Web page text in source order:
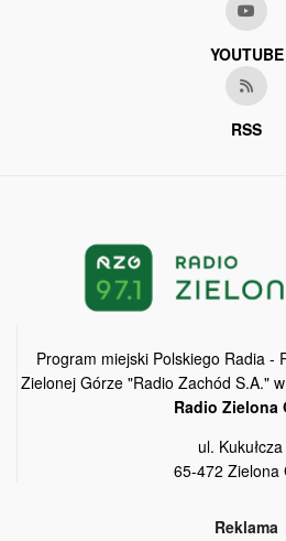
YOUTUBE
RSS
Program miejski Polskiego Radia -
Zielonej Górze "Radio Zachód S.A."
Radio Zielona
ul. Kukułcza
65-472 Zielona
Reklama